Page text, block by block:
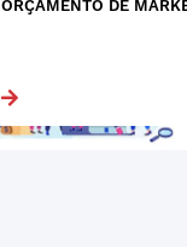
ORÇAMENTO DE